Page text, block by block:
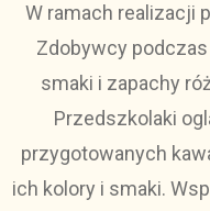
W ramach realizacji
Zdobywcy
smaki i zapachy
Przedszkolaki
przygotowanych
ich kolory i smaki.